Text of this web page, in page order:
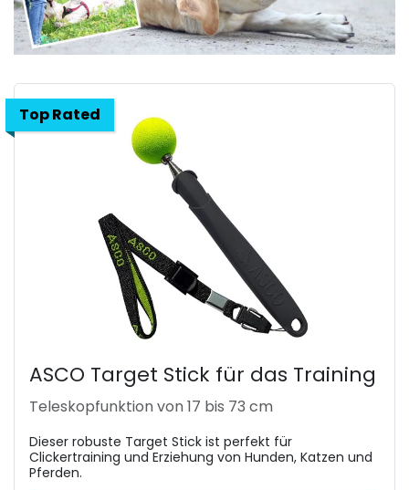
Top Rated
ASCO Target Stick für das Training
Teleskopfunktion von 17 bis 73 cm
Dieser robuste Target Stick ist perfekt für
Clickertraining und Erziehung von Hunden, Katzen und
Pferden.